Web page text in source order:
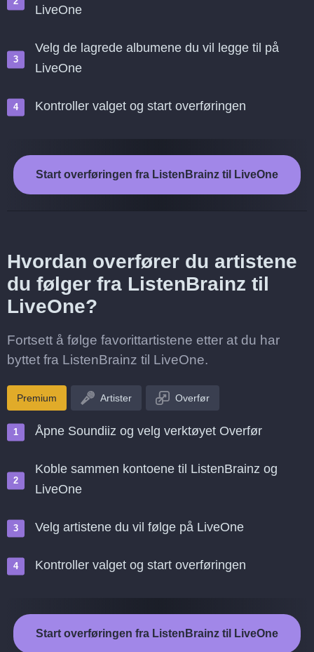
LiveOne
Velg de lagrede albumene du vil legge til på
LiveOne
Kontroller valget og start overføringen
Start overføringen fra ListenBrainz til LiveOne
Hvordan overfører du artistene
du følger fra ListenBrainz til
LiveOne?
Fortsett å følge favorittartistene etter at du har
byttet fra ListenBrainz til LiveOne.
Premium Artister Overfør
Åpne Soundiiz og velg verktøyet Overfør
Koble sammen kontoene til ListenBrainz og
LiveOne
Velg artistene du vil følge på LiveOne
Kontroller valget og start overføringen
Start overføringen fra ListenBrainz til LiveOne